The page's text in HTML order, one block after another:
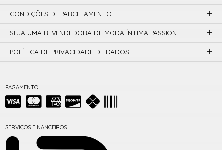
PAGAMENTO
SERVIÇOS FINANCEIROS
CONDIÇÕES DE PARCELAMENTO
SEJA UMA REVENDEDORA DE MODA ÍNTIMA PASSION
POLÍTICA DE PRIVACIDADE DE DADOS